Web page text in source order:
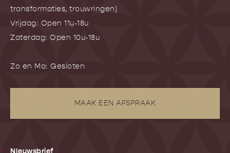
transformaties, trouwringen)
Vrijdag: Open 11u-18u
Zaterdag: Open 10u-18u
Zo en Ma: Gesloten
MAAK EEN AFSPRAAK
NIeuwsbrief